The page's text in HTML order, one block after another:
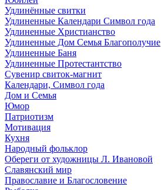
Удлинённые свитки
Удлиненные Календари Символ года
Удлиненные Христианство
Удлиненные Дом Семья Благополучие
Удлиненные Баня
Удлиненные Протестантство
Сувенир свиток-магнит
Календари, Символ года
Дом и Семья
Юмор
Патриотизм
Мотивация
Кухня
Народный фольклор
Обереги от художницы Л. Ивановой
Славянский мир
Православие и Благословение